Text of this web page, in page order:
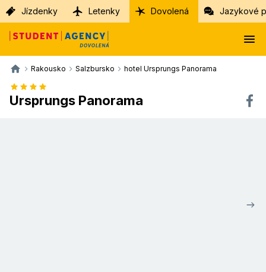
Jízdenky Letenky Dovolená Jazykové
Rakousko Salzbursko hotel Ursprungs Panorama
Ursprungs Panorama